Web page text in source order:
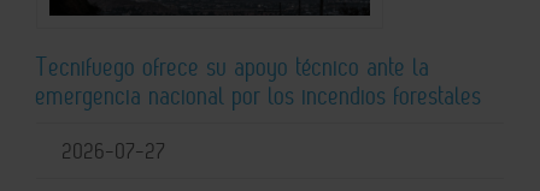
Tecnifuego ofrece su apoyo técnico ante la
emergencia nacional por los incendios forestales
2026-07-27